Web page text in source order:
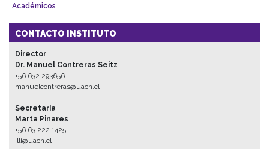
Académicos
CONTACTO INSTITUTO
Director
Dr. Manuel Contreras Seitz
+56 632 293656
manuelcontreras@uach.cl
Secretaría
Marta Pinares
+56 63 222 1425
illi@uach.cl